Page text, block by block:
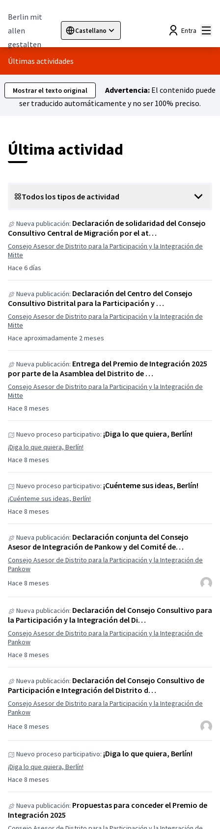
Berlin mit
allen
gestalten
Castellano
Sprache wählenChoose language Elegir el idioma
Entra
Últimas actividades
Mostrar el texto original Advertencia: El contenido puede
ser traducido automáticamente y no ser 100% preciso.
Última actividad
Todos los tipos de actividad
Hace 6 días
Nueva publicación: Declaración de solidaridad del Consejo
Consultivo Central de Migración por el at…
Consejo Asesor de Distrito para la Participación y la Integración de
Mitte
Hace aproximadamente 2 meses
Nueva publicación: Declaración del Centro del Consejo
Consultivo Distrital para la Participación y …
Consejo Asesor de Distrito para la Participación y la Integración de
Mitte
Hace 8 meses
Nueva publicación: Entrega del Premio de Integración 2025
por parte de la Asamblea del Distrito de …
Consejo Asesor de Distrito para la Participación y la Integración de
Mitte
Hace 8 meses
Nuevo proceso participativo: ¡Diga lo que quiera, Berlín!
¡Diga lo que quiera, Berlín!
Hace 8 meses
Nuevo proceso participativo: ¡Cuénteme sus ideas, Berlín!
¡Cuénteme sus ideas, Berlín!
Hace 8 meses
Nueva publicación: Declaración conjunta del Consejo
Asesor de Integración de Pankow y del Comité de…
Consejo Asesor de Distrito para la Participación y la Integración de
Pankow
Hace 8 meses
Nueva publicación: Declaración del Consejo Consultivo para
la Participación y la Integración del Di…
Consejo Asesor de Distrito para la Participación y la Integración de
Pankow
Hace 8 meses
Nueva publicación: Declaración del Consejo Consultivo de
Participación e Integración del Distrito d…
Consejo Asesor de Distrito para la Participación y la Integración de
Pankow
Hace 8 meses
Nuevo proceso participativo: ¡Diga lo que quiera, Berlín!
¡Diga lo que quiera, Berlín!
Nueva publicación: Propuestas para conceder el Premio de
Integración 2025